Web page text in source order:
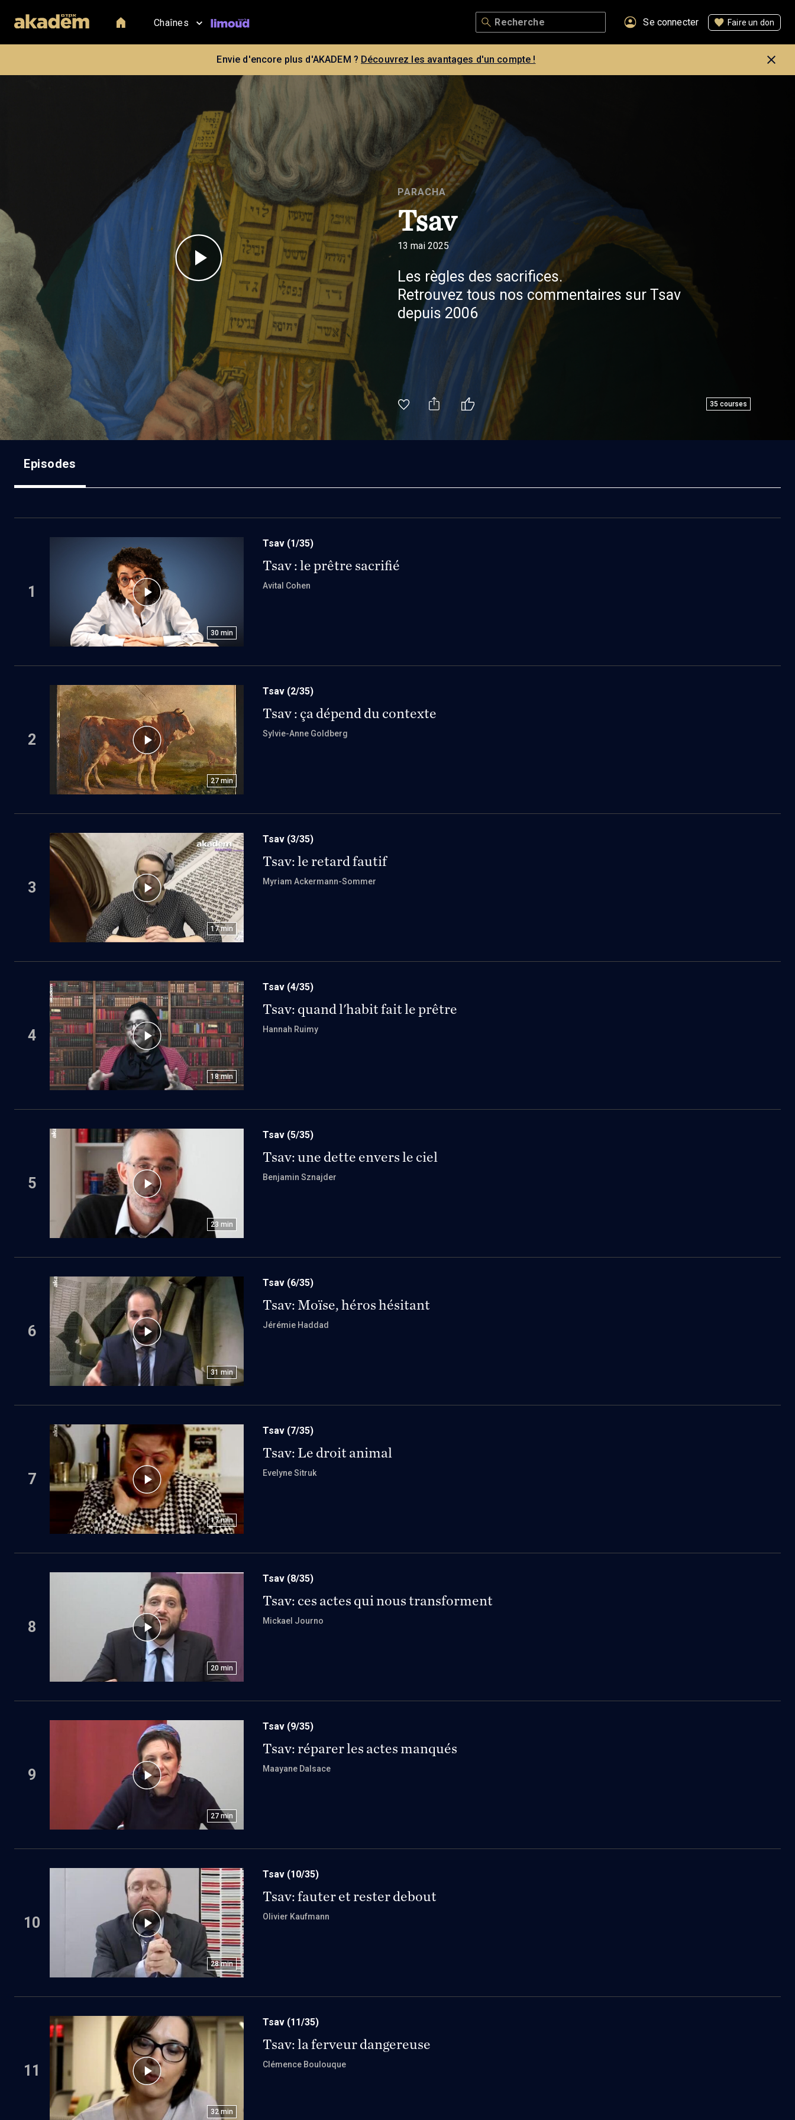
Chaînes Se connecter Faire un don
Envie d'encore plus d'AKADEM ? Découvrez les avantages d'un compte !
PARACHA
Tsav
13 mai 2025
Les règles des sacrifices.
Retrouvez tous nos commentaires sur Tsav
depuis 2006
35 courses
Episodes
1
30 min
Tsav (1/35)
Tsav : le prêtre sacrifié
Avital Cohen
2
27 min
Tsav (2/35)
Tsav : ça dépend du contexte
Sylvie-Anne Goldberg
3
17 min
Tsav (3/35)
Tsav: le retard fautif
Myriam Ackermann-Sommer
4
18 min
Tsav (4/35)
Tsav: quand l'habit fait le prêtre
Hannah Ruimy
5
23 min
Tsav (5/35)
Tsav: une dette envers le ciel
Benjamin Sznajder
6
31 min
Tsav (6/35)
Tsav: Moïse, héros hésitant
Jérémie Haddad
7
17 min
Tsav (7/35)
Tsav: Le droit animal
Evelyne Sitruk
8
20 min
Tsav (8/35)
Tsav: ces actes qui nous transforment
Mickael Journo
9
27 min
Tsav (9/35)
Tsav: réparer les actes manqués
Maayane Dalsace
10
28 min
Tsav (10/35)
Tsav: fauter et rester debout
Olivier Kaufmann
11
32 min
Tsav (11/35)
Tsav: la ferveur dangereuse
Clémence Boulouque